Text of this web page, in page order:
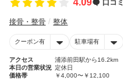
4.09 口コミ
接骨・整骨 整体
クーポン有 駐車場有
アクセス
浦添前田駅から16.2km
本日の営業状況 定休日
価格帯
￥4,000〜￥12,100